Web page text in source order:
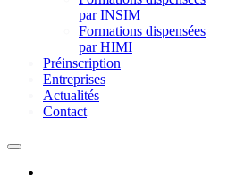
par INSIM
Formations dispensées
par HIMI
Préinscription
Entreprises
Actualités
Contact